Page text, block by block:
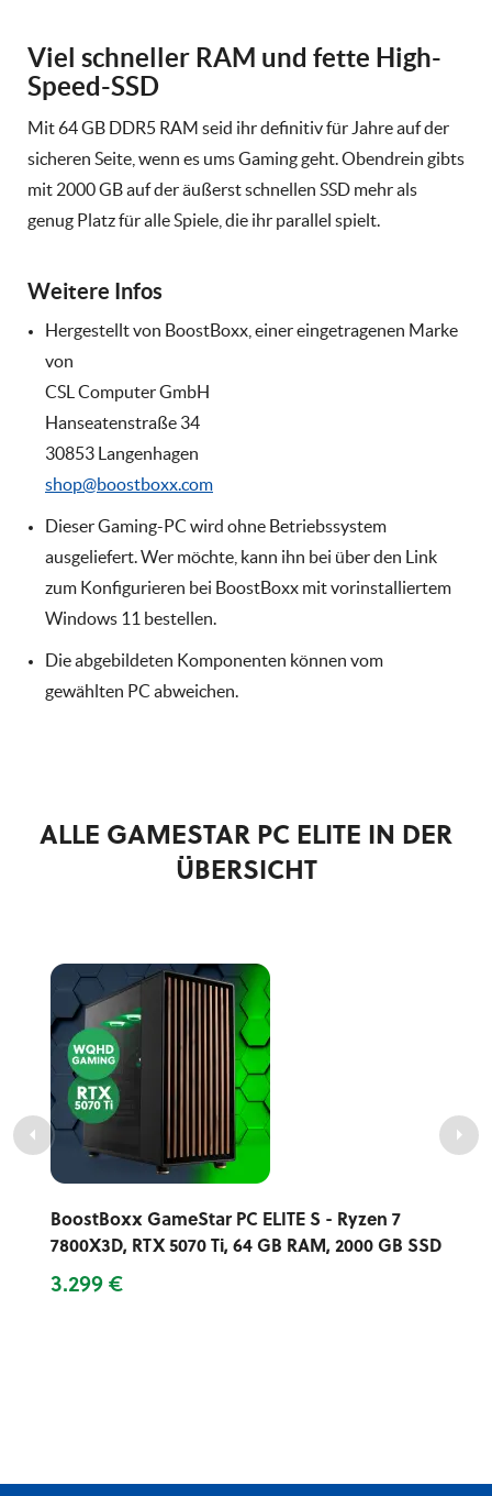
Viel schneller RAM und fette High-
Speed-SSD
Mit 64 GB DDR5 RAM seid ihr definitiv für Jahre auf der
sicheren Seite, wenn es ums Gaming geht. Obendrein gibts
mit 2000 GB auf der äußerst schnellen SSD mehr als
genug Platz für alle Spiele, die ihr parallel spielt.
Weitere Infos
Hergestellt von BoostBoxx, einer eingetragenen Marke
von
CSL Computer GmbH
Hanseatenstraße 34
30853 Langenhagen
shop@boostboxx.com
Dieser Gaming-PC wird ohne Betriebssystem
ausgeliefert. Wer möchte, kann ihn bei über den Link
zum Konfigurieren bei BoostBoxx mit vorinstalliertem
Windows 11 bestellen.
Die abgebildeten Komponenten können vom
gewählten PC abweichen.
ALLE GAMESTAR PC ELITE IN DER
ÜBERSICHT
BoostBoxx GameStar PC ELITE S - Ryzen 7
7800X3D, RTX 5070 Ti, 64 GB RAM, 2000 GB SSD
3.299 €